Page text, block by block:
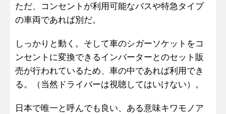
ただ、コンセントが利用可能なバスや特急タイプ
の車両であれば別だ。
しっかりと動く。そして車のシガーソケットをコ
ンセントに変換できるインバーターとのセット販
売が行われているため、車の中であれば利用でき
る。（当然ドライバーは視聴してはいけない）。
日本で唯一と呼んでも良い、ある意味キワモノア